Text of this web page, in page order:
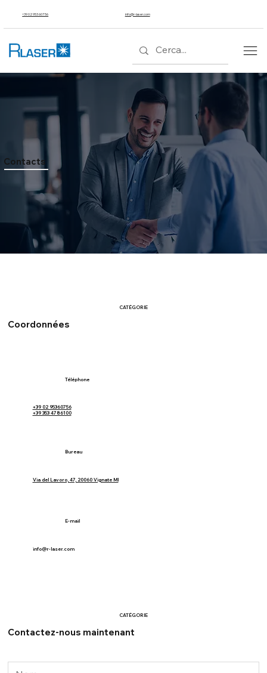
+39 02 953 607 56 info@r-laser.com
Contacts
CATÉGORIE
Coordonnées
Téléphone
+39 02 95360756
+39 353 4786100
Bureau
Via del Lavoro, 47, 20060 Vignate MI
E-mail
info@r-laser.com
CATÉGORIE
Contactez-nous maintenant